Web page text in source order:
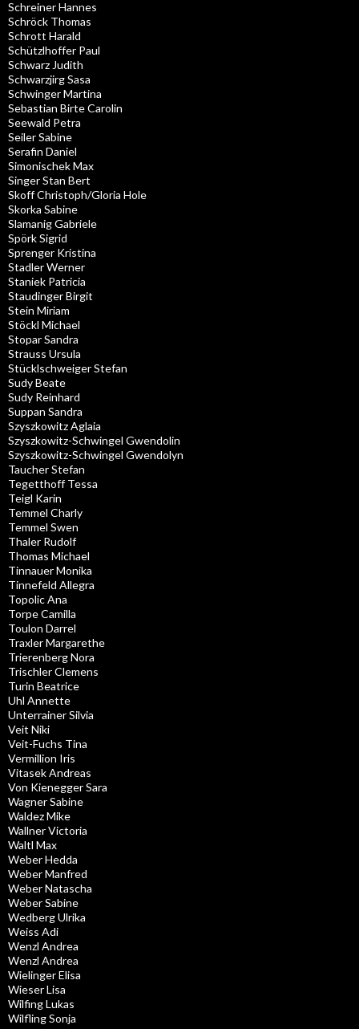
Schreiner Hannes
Schröck Thomas
Schrott Harald
Schützlhoffer Paul
Schwarz Judith
Schwarzjirg Sasa
Schwinger Martina
Sebastian Birte Carolin
Seewald Petra
Seiler Sabine
Serafin Daniel
Simonischek Max
Singer Stan Bert
Skoff Christoph/Gloria Hole
Skorka Sabine
Slamanig Gabriele
Spörk Sigrid
Sprenger Kristina
Stadler Werner
Staniek Patricia
Staudinger Birgit
Stein Miriam
Stöckl Michael
Stopar Sandra
Strauss Ursula
Stücklschweiger Stefan
Sudy Beate
Sudy Reinhard
Suppan Sandra
Szyszkowitz Aglaia
Szyszkowitz-Schwingel Gwendolin
Szyszkowitz-Schwingel Gwendolyn
Taucher Stefan
Tegetthoff Tessa
Teigl Karin
Temmel Charly
Temmel Swen
Thaler Rudolf
Thomas Michael
Tinnauer Monika
Tinnefeld Allegra
Topolic Ana
Torpe Camilla
Toulon Darrel
Traxler Margarethe
Trierenberg Nora
Trischler Clemens
Turin Beatrice
Uhl Annette
Unterrainer Silvia
Veit Niki
Veit-Fuchs Tina
Vermillion Iris
Vitasek Andreas
Von Kienegger Sara
Wagner Sabine
Waldez Mike
Wallner Victoria
Waltl Max
Weber Hedda
Weber Manfred
Weber Natascha
Weber Sabine
Wedberg Ulrika
Weiss Adi
Wenzl Andrea
Wenzl Andrea
Wielinger Elisa
Wieser Lisa
Wilfing Lukas
Wilfling Sonja